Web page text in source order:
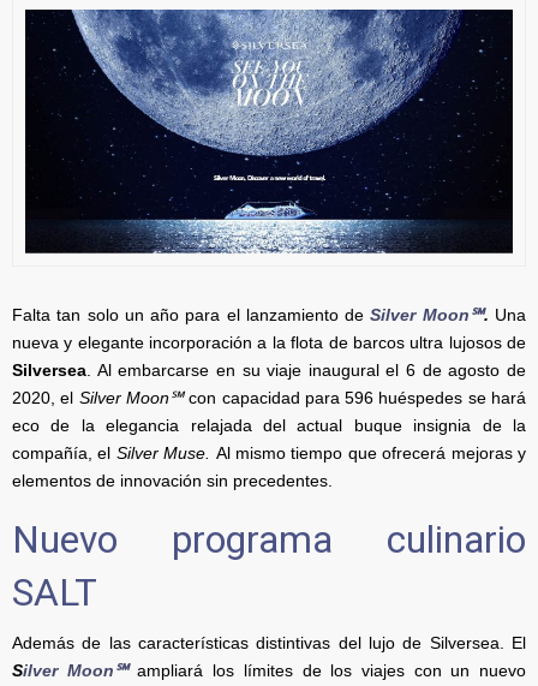
Falta tan solo un año para el lanzamiento deSilver Moon℠. Una
nueva y elegante incorporación a la flota de barcos ultra lujosos de
Silversea . Al embarcarse en su viaje inaugural el 6 de agosto de
2020, el Silver Moon℠con capacidad para 596 huéspedes se hará
eco de la elegancia relajada del actual buque insignia de la
compañía, el Silver Muse. Al mismo tiempo que ofrecerá mejoras y
elementos de innovación sin precedentes.
Nuevo programa culinario
SALT
Además de las características distintivas del lujo de Silversea. El
Silver Moon℠ ampliará los límites de los viajes con un nuevo